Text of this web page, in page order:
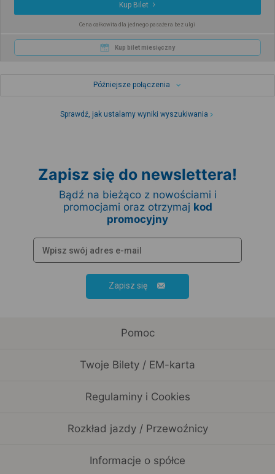
Kup Bilet
Cena całkowita dla jednego pasażera bez ulgi
Kup bilet miesięczny
Późniejsze połączenia
Sprawdź, jak ustalamy wyniki wyszukiwania
Zapisz się do newslettera!
Bądź na bieżąco z nowościami i
promocjami oraz otrzymaj kod
promocyjny
Zapisz się
Pomoc
Twoje Bilety / EM-karta
Regulaminy i Cookies
Rozkład jazdy / Przewoźnicy
Informacje o spółce